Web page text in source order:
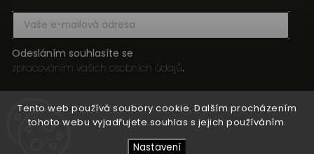
Tento web používá soubory cookie. Dalším procházením
tohoto webu vyjadřujete souhlas s jejich používáním.
Nastavení
Odesláním souhlasíte se
zpracováním vašich osobních údajů.